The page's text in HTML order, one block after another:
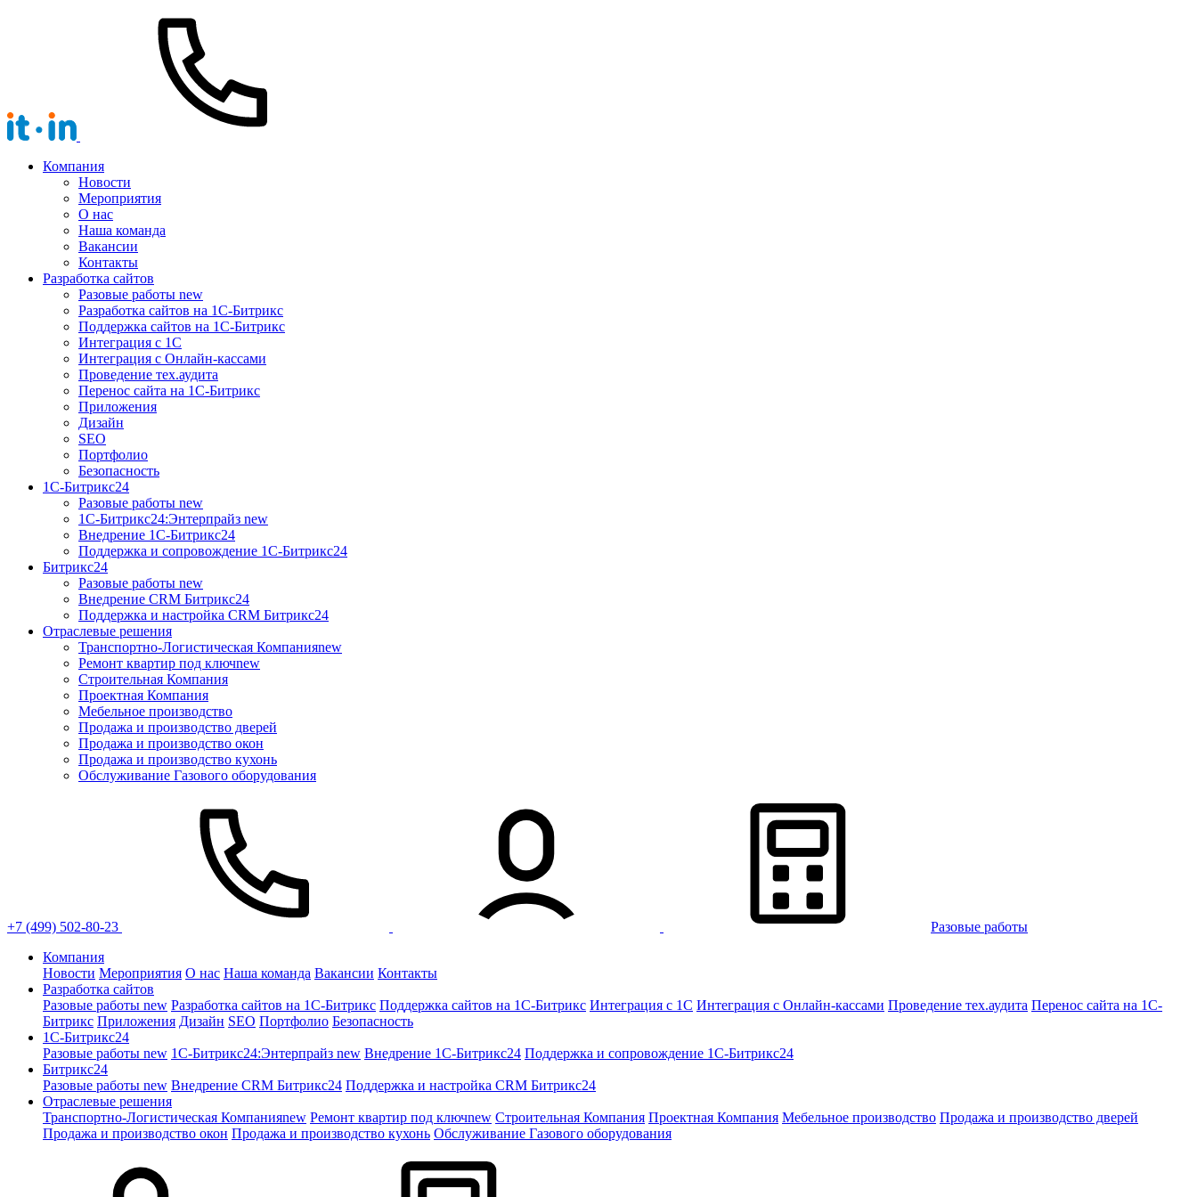
Компания
Новости
Мероприятия
О нас
Наша команда
Вакансии
Контакты
Разработка сайтов
Разовые работы new
Разработка сайтов на 1С-Битрикс
Поддержка сайтов на 1С-Битрикс
Интеграция с 1С
Интеграция с Онлайн-кассами
Проведение тех.аудита
Перенос сайта на 1С-Битрикс
Приложения
Дизайн
SEO
Портфолио
Безопасность
1C-Битрикс24
Разовые работы new
1С-Битрикс24:Энтерпрайз new
Внедрение 1C-Битрикс24
Поддержка и сопровождение 1С-Битрикс24
Битрикс24
Разовые работы new
Внедрение CRM Битрикс24
Поддержка и настройка CRM Битрикс24
Отраслевые решения
Транспортно-Логистическая Компанияnew
Ремонт квартир под ключnew
Строительная Компания
Проектная Компания
Мебельное производство
Продажа и производство дверей
Продажа и производство окон
Продажа и производство кухонь
Обслуживание Газового оборудования
+7 (499) 502-80-23
Разовые работы
Компания
Новости Мероприятия О нас Наша команда Вакансии Контакты
Разработка сайтов
Разовые работы new Разработка сайтов на 1С-Битрикс Поддержка сайтов на 1С-Битрикс Интеграция с 1С Интеграция с Онлайн-кассами Проведение тех.аудита Перенос сайта на 1С-
Битрикс Приложения Дизайн SEO Портфолио Безопасность
1C-Битрикс24
Разовые работы new 1С-Битрикс24:Энтерпрайз new Внедрение 1C-Битрикс24 Поддержка и сопровождение 1С-Битрикс24
Битрикс24
Разовые работы new Внедрение CRM Битрикс24 Поддержка и настройка CRM Битрикс24
Отраслевые решения
Транспортно-Логистическая Компанияnew Ремонт квартир под ключnew Строительная Компания Проектная Компания Мебельное производство Продажа и производство дверей
Продажа и производство окон Продажа и производство кухонь Обслуживание Газового оборудования